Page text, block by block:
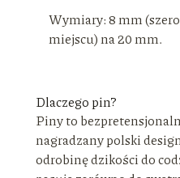
Wymiary: 8 mm
miejscu) na 20 mm.
Dlaczego pin?
Piny to
nagradzany polski
odrobinę dzikości do